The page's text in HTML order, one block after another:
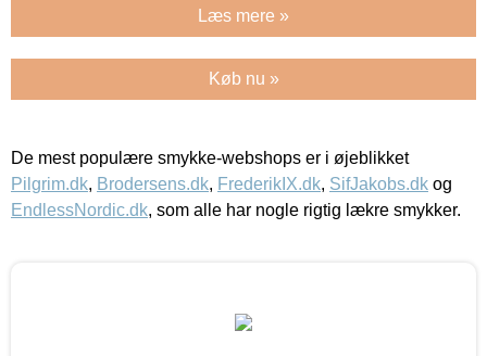
Læs mere »
Køb nu »
De mest populære smykke-webshops er i øjeblikket
Pilgrim.dk, Brodersens.dk, FrederikIX.dk, SifJakobs.dk og
EndlessNordic.dk, som alle har nogle rigtig lækre smykker.